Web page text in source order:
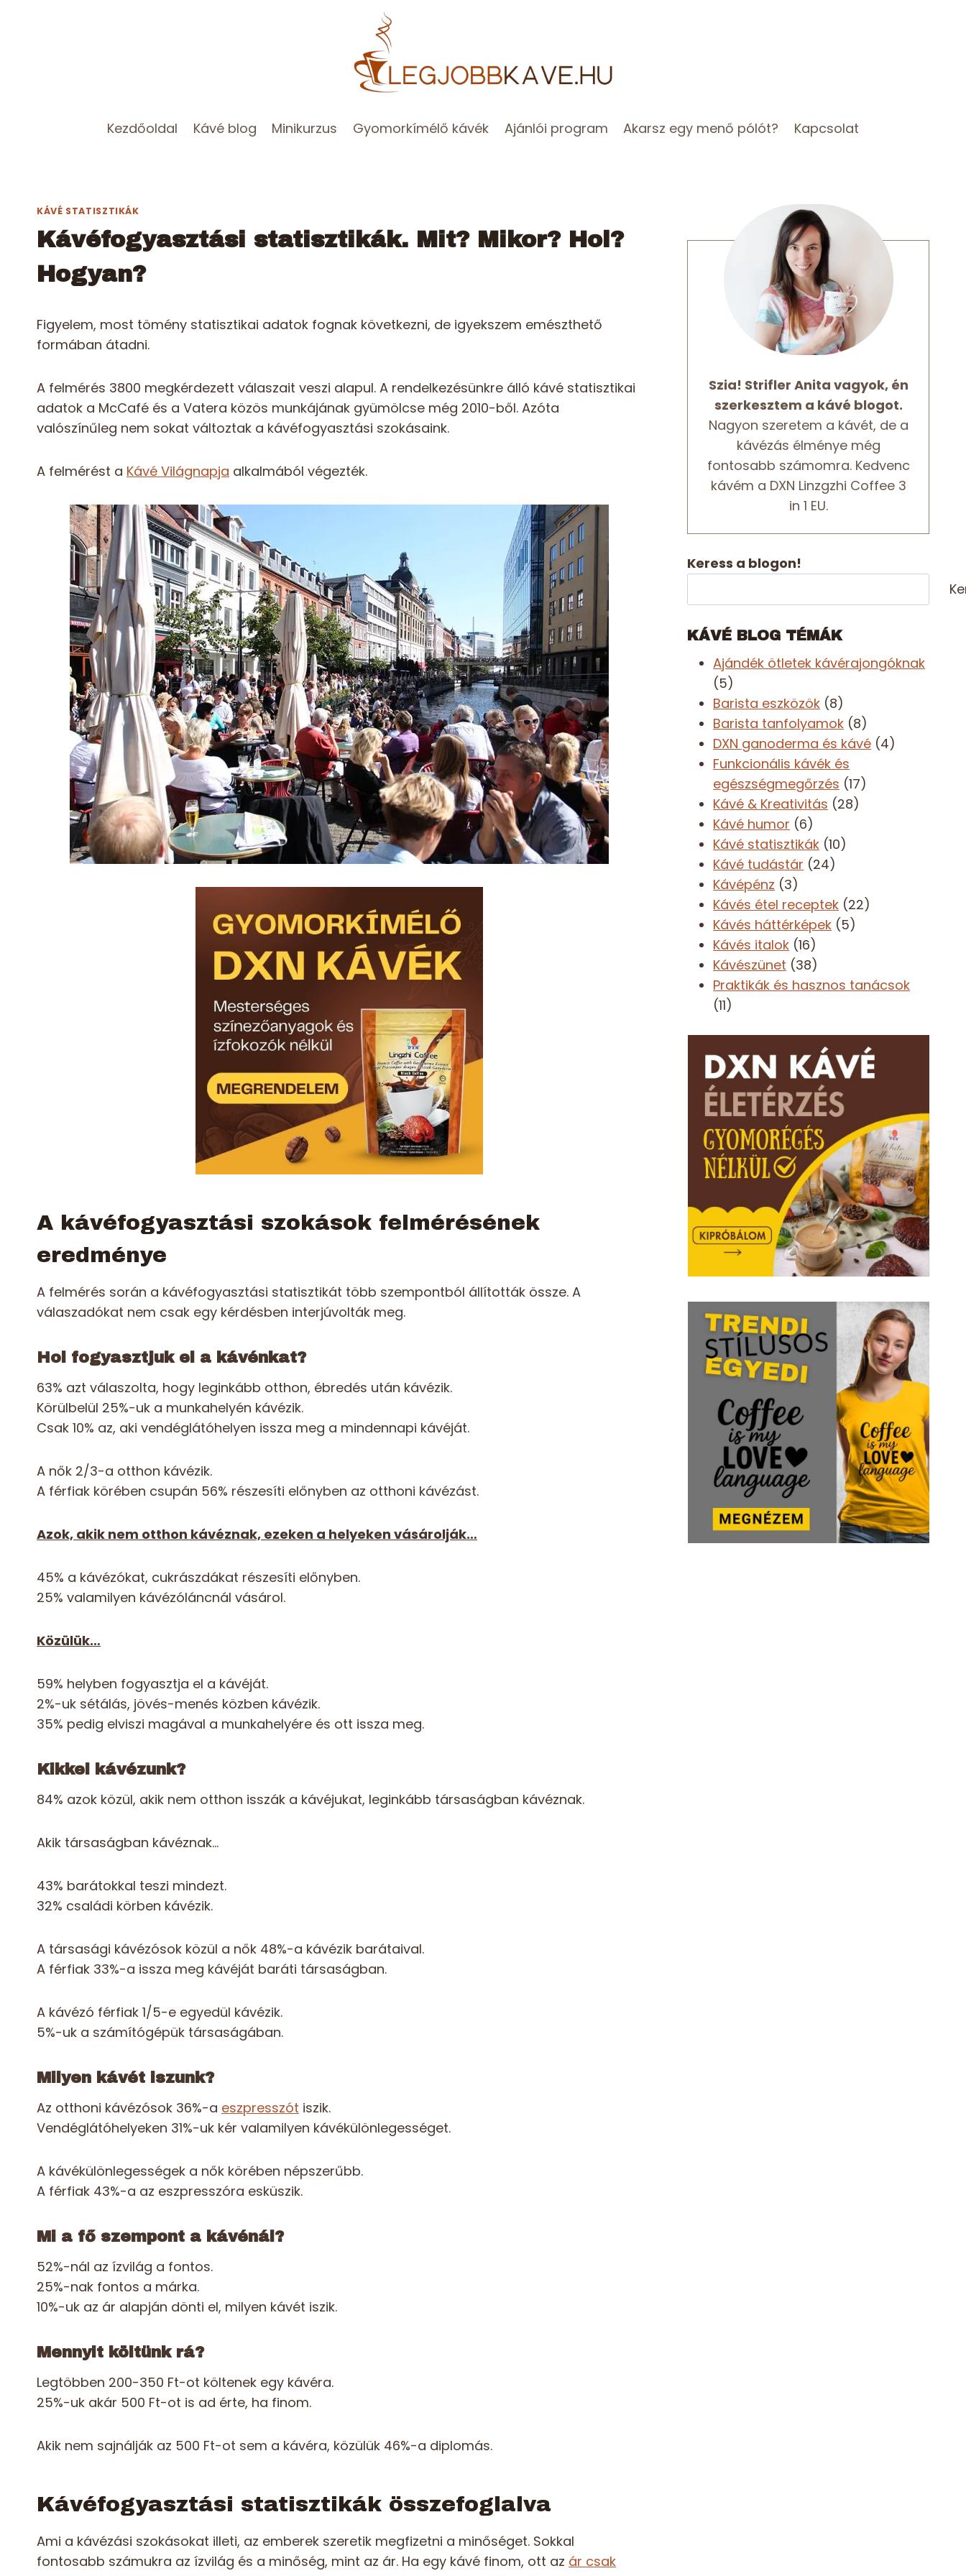
Kezdőoldal Kávé blog Minikurzus Gyomorkímélő kávék Ajánlói program Akarsz egy menő pólót? Kapcsolat
KÁVÉ STATISZTIKÁK
Kávéfogyasztási statisztikák. Mit? Mikor? Hol?
Hogyan?
Figyelem, most tömény statisztikai adatok fognak következni, de igyekszem emészthető
formában átadni.
A felmérés 3800 megkérdezett válaszait veszi alapul. A rendelkezésünkre álló kávé statisztikai
adatok a McCafé és a Vatera közös munkájának gyümölcse még 2010-ből. Azóta
valószínűleg nem sokat változtak a kávéfogyasztási szokásaink.
A felmérést a Kávé Világnapja alkalmából végezték.
A kávéfogyasztási szokások felmérésének
eredménye
A felmérés során a kávéfogyasztási statisztikát több szempontból állították össze. A
válaszadókat nem csak egy kérdésben interjúvolták meg.
Hol fogyasztjuk el a kávénkat?
63% azt válaszolta, hogy leginkább otthon, ébredés után kávézik.
Körülbelül 25%-uk a munkahelyén kávézik.
Csak 10% az, aki vendéglátóhelyen issza meg a mindennapi kávéját.
A nők 2/3-a otthon kávézik.
A férfiak körében csupán 56% részesíti előnyben az otthoni kávézást.
Azok, akik nem otthon kávéznak, ezeken a helyeken vásárolják…
45% a kávézókat, cukrászdákat részesíti előnyben.
25% valamilyen kávézóláncnál vásárol.
Közülük…
59% helyben fogyasztja el a kávéját.
2%-uk sétálás, jövés-menés közben kávézik.
35% pedig elviszi magával a munkahelyére és ott issza meg.
Kikkel kávézunk?
84% azok közül, akik nem otthon isszák a kávéjukat, leginkább társaságban kávéznak.
Akik társaságban kávéznak…
43% barátokkal teszi mindezt.
32% családi körben kávézik.
A társasági kávézósok közül a nők 48%-a kávézik barátaival.
A férfiak 33%-a issza meg kávéját baráti társaságban.
A kávézó férfiak 1/5-e egyedül kávézik.
5%-uk a számítógépük társaságában.
Milyen kávét iszunk?
Az otthoni kávézósok 36%-a eszpresszót iszik.
Vendéglátóhelyeken 31%-uk kér valamilyen kávékülönlegességet.
A kávékülönlegességek a nők körében népszerűbb.
A férfiak 43%-a az eszpresszóra esküszik.
Mi a fő szempont a kávénál?
52%-nál az ízvilág a fontos.
25%-nak fontos a márka.
10%-uk az ár alapján dönti el, milyen kávét iszik.
Mennyit költünk rá?
Legtöbben 200-350 Ft-ot költenek egy kávéra.
25%-uk akár 500 Ft-ot is ad érte, ha finom.
Akik nem sajnálják az 500 Ft-ot sem a kávéra, közülük 46%-a diplomás.
Kávéfogyasztási statisztikák összefoglalva
Ami a kávézási szokásokat illeti, az emberek szeretik megfizetni a minőséget. Sokkal
fontosabb számukra az ízvilág és a minőség, mint az ár. Ha egy kávé finom, ott az ár csak
Szia! Strifler Anita vagyok, én
szerkesztem a kávé blogot.
Nagyon szeretem a kávét, de a
kávézás élménye még
fontosabb számomra. Kedvenc
kávém a DXN Linzgzhi Coffee 3
in 1 EU.
Keress a blogon!
KÁVÉ BLOG TÉMÁK
Ajándék ötletek kávérajongóknak
(5)
Barista eszközök (8)
Barista tanfolyamok (8)
DXN ganoderma és kávé (4)
Funkcionális kávék és
egészségmegőrzés (17)
Kávé & Kreativitás (28)
Kávé humor (6)
Kávé statisztikák (10)
Kávé tudástár (24)
Kávépénz (3)
Kávés étel receptek (22)
Kávés háttérképek (5)
Kávés italok (16)
Kávészünet (38)
Praktikák és hasznos tanácsok
(11)